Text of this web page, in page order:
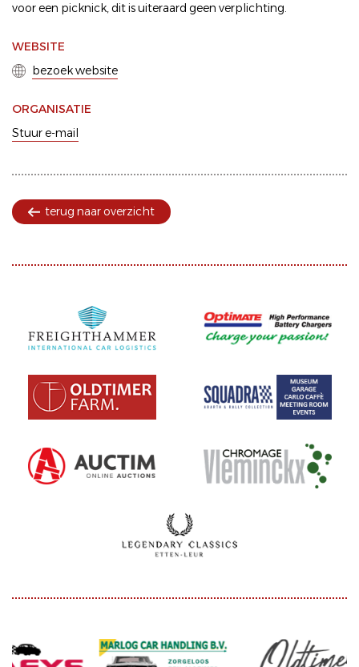
voor een picknick, dit is uiteraard geen verplichting.
WEBSITE
bezoek website
ORGANISATIE
Stuur e-mail
terug naar overzicht